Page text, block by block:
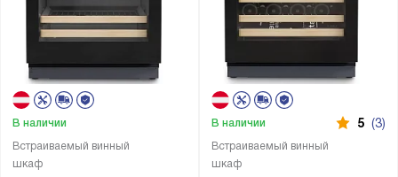
Встраиваемый винный
шкаф
В наличии
Встраиваемый винный
шкаф
В наличии 5 (3)